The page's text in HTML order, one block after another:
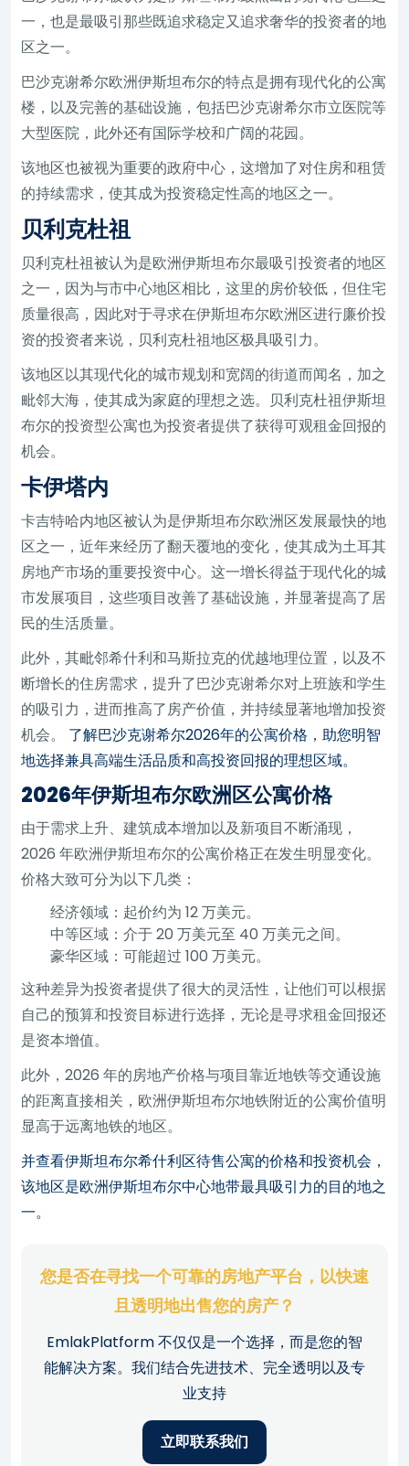
一，也是最吸引那些既追求稳定又追求奢华的投资者的地
区之一。
巴沙克谢希尔欧洲伊斯坦布尔的特点是拥有现代化的公寓
楼，以及完善的基础设施，包括巴沙克谢希尔市立医院等
大型医院，此外还有国际学校和广阔的花园。
该地区也被视为重要的政府中心，这增加了对住房和租赁
的持续需求，使其成为投资稳定性高的地区之一。
贝利克杜祖
贝利克杜祖被认为是欧洲伊斯坦布尔最吸引投资者的地区
之一，因为与市中心地区相比，这里的房价较低，但住宅
质量很高，因此对于寻求在伊斯坦布尔欧洲区进行廉价投
资的投资者来说，贝利克杜祖地区极具吸引力。
该地区以其现代化的城市规划和宽阔的街道而闻名，加之
毗邻大海，使其成为家庭的理想之选。贝利克杜祖伊斯坦
布尔的投资型公寓也为投资者提供了获得可观租金回报的
机会。
卡伊塔内
卡吉特哈内地区被认为是伊斯坦布尔欧洲区发展最快的地
区之一，近年来经历了翻天覆地的变化，使其成为土耳其
房地产市场的重要投资中心。这一增长得益于现代化的城
市发展项目，这些项目改善了基础设施，并显著提高了居
民的生活质量。
此外，其毗邻希什利和马斯拉克的优越地理位置，以及不
断增长的住房需求，提升了巴沙克谢希尔对上班族和学生
的吸引力，进而推高了房产价值，并持续显著地增加投资
机会。 了解巴沙克谢希尔2026年的公寓价格，助您明智
地选择兼具高端生活品质和高投资回报的理想区域。
2026年伊斯坦布尔欧洲区公寓价格
由于需求上升、建筑成本增加以及新项目不断涌现，
2026 年欧洲伊斯坦布尔的公寓价格正在发生明显变化。
价格大致可分为以下几类：
经济领域：起价约为 12 万美元。
中等区域：介于 20 万美元至 40 万美元之间。
豪华区域：可能超过 100 万美元。
这种差异为投资者提供了很大的灵活性，让他们可以根据
自己的预算和投资目标进行选择，无论是寻求租金回报还
是资本增值。
此外，2026 年的房地产价格与项目靠近地铁等交通设施
的距离直接相关，欧洲伊斯坦布尔地铁附近的公寓价值明
显高于远离地铁的地区。
并查看伊斯坦布尔希什利区待售公寓的价格和投资机会，
该地区是欧洲伊斯坦布尔中心地带最具吸引力的目的地之
一。
您是否在寻找一个可靠的房地产平台，以快速
且透明地出售您的房产？
EmlakPlatform 不仅仅是一个选择，而是您的智
能解决方案。我们结合先进技术、完全透明以及专
业支持
立即联系我们